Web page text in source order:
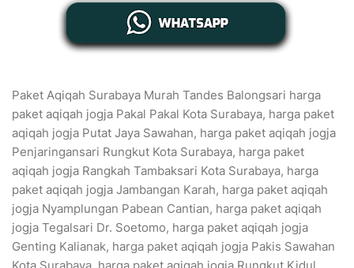
Paket Aqiqah Surabaya Murah Tandes Balongsari harga
paket aqiqah jogja Pakal Pakal Kota Surabaya, harga paket
aqiqah jogja Putat Jaya Sawahan, harga paket aqiqah jogja
Penjaringansari Rungkut Kota Surabaya, harga paket
aqiqah jogja Rangkah Tambaksari Kota Surabaya, harga
paket aqiqah jogja Jambangan Karah, harga paket aqiqah
jogja Nyamplungan Pabean Cantian, harga paket aqiqah
jogja Tegalsari Dr. Soetomo, harga paket aqiqah jogja
Genting Kalianak, harga paket aqiqah jogja Pakis Sawahan